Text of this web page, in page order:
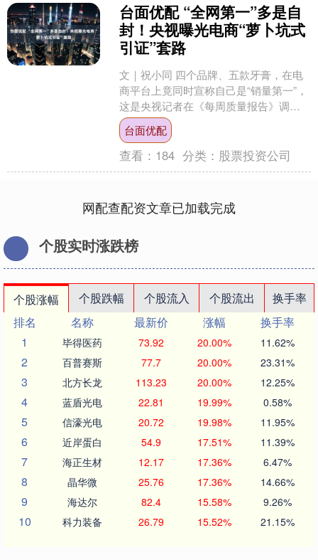
台面优配 “全网第一”多是自
封！央视曝光电商“萝卜坑式
引证”套路
文｜祝小同 四个品牌、五款牙膏，在电
商平台上竟同时宣称自己是“销量第一”，
这是央视记者在《每周质量报告》调查
中发现的一个荒诞场景。然而，这五款
产品各自戴着专属“....
台面优配
查看： 184 分类： 股票投资公司
网配查配资文章已加载完成
个股实时涨跌榜
个股涨幅 个股跌幅 个股流入 个股流出
换手率
排名
名称 最新价 涨幅
换手率
1
毕得医药 73.92 20.00% 11.62%
2 百普赛斯 77.7 20.00% 23.31%
3 北方长龙 113.23 20.00% 12.25%
4 蓝盾光电 22.81 19.99% 0.58%
5 信濠光电 20.72 19.98% 11.95%
6 近岸蛋白 54.9 17.51% 11.39%
7 海正生材 12.17 17.36% 6.47%
8 晶华微 25.76 17.36% 14.66%
9 海达尔 82.4 15.58% 9.26%
10 科力装备 26.79 15.52% 21.15%